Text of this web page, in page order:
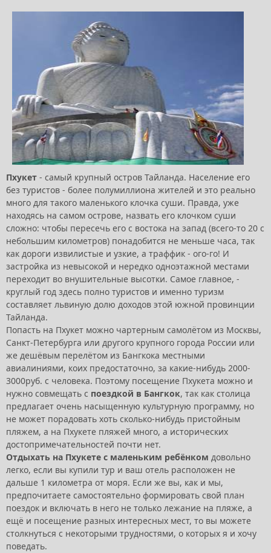
Пхукет - самый крупный остров Тайланда. Население его
без туристов - более полумиллиона жителей и это реально
много для такого маленького клочка суши. Правда, уже
находясь на самом острове, назвать его клочком суши
сложно: чтобы пересечь его с востока на запад (всего-то 20 с
небольшим километров) понадобится не меньше часа, так
как дороги извилистые и узкие, а траффик - ого-го! И
застройка из невысокой и нередко одноэтажной местами
переходит во внушительные высотки. Самое главное, -
круглый год здесь полно туристов и именно туризм
составляет львиную долю доходов этой южной провинции
Тайланда.
Попасть на Пхукет можно чартерным самолётом из Москвы,
Санкт-Петербурга или другого крупного города России или
же дешёвым перелётом из Бангкока местными
авиалиниями, коих предостаточно, за какие-нибудь 2000-
3000руб. с человека. Поэтому посещение Пхукета можно и
нужно совмещать с поездкой в Бангкок, так как столица
предлагает очень насыщенную культурную программу, но
не может порадовать хоть сколько-нибудь пристойным
пляжем, а на Пхукете пляжей много, а исторических
достопримечательностей почти нет.
Отдыхать на Пхукете с маленьким ребёнком довольно
легко, если вы купили тур и ваш отель расположен не
дальше 1 километра от моря. Если же вы, как и мы,
предпочитаете самостоятельно формировать свой план
поездок и включать в него не только лежание на пляже, а
ещё и посещение разных интересных мест, то вы можете
столкнуться с некоторыми трудностями, о которых я и хочу
поведать.